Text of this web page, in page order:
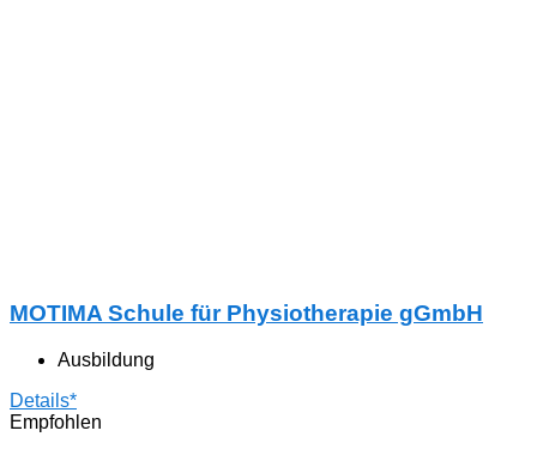
MOTIMA Schule für Physiotherapie gGmbH
Ausbildung
Details*
Empfohlen